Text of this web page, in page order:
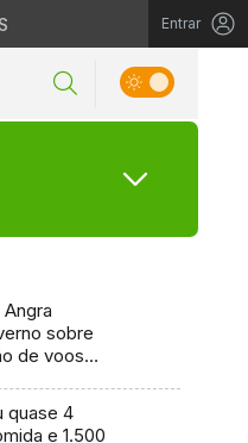
Entrar
sobre
de voos
quase 4
e 1.500